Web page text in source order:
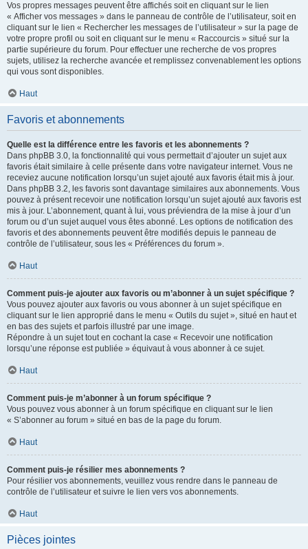
Vos propres messages peuvent être affichés soit en cliquant sur le lien
« Afficher vos messages » dans le panneau de contrôle de l’utilisateur, soit en
cliquant sur le lien « Rechercher les messages de l’utilisateur » sur la page de
votre propre profil ou soit en cliquant sur le menu « Raccourcis » situé sur la
partie supérieure du forum. Pour effectuer une recherche de vos propres
sujets, utilisez la recherche avancée et remplissez convenablement les options
qui vous sont disponibles.
Haut
Favoris et abonnements
Quelle est la différence entre les favoris et les abonnements ?
Dans phpBB 3.0, la fonctionnalité qui vous permettait d’ajouter un sujet aux
favoris était similaire à celle présente dans votre navigateur internet. Vous ne
receviez aucune notification lorsqu’un sujet ajouté aux favoris était mis à jour.
Dans phpBB 3.2, les favoris sont davantage similaires aux abonnements. Vous
pouvez à présent recevoir une notification lorsqu’un sujet ajouté aux favoris est
mis à jour. L’abonnement, quant à lui, vous préviendra de la mise à jour d’un
forum ou d’un sujet auquel vous êtes abonné. Les options de notification des
favoris et des abonnements peuvent être modifiés depuis le panneau de
contrôle de l’utilisateur, sous les « Préférences du forum ».
Haut
Comment puis-je ajouter aux favoris ou m’abonner à un sujet spécifique ?
Vous pouvez ajouter aux favoris ou vous abonner à un sujet spécifique en
cliquant sur le lien approprié dans le menu « Outils du sujet », situé en haut et
en bas des sujets et parfois illustré par une image.
Répondre à un sujet tout en cochant la case « Recevoir une notification
lorsqu’une réponse est publiée » équivaut à vous abonner à ce sujet.
Haut
Comment puis-je m’abonner à un forum spécifique ?
Vous pouvez vous abonner à un forum spécifique en cliquant sur le lien
« S’abonner au forum » situé en bas de la page du forum.
Haut
Comment puis-je résilier mes abonnements ?
Pour résilier vos abonnements, veuillez vous rendre dans le panneau de
contrôle de l’utilisateur et suivre le lien vers vos abonnements.
Haut
Pièces jointes